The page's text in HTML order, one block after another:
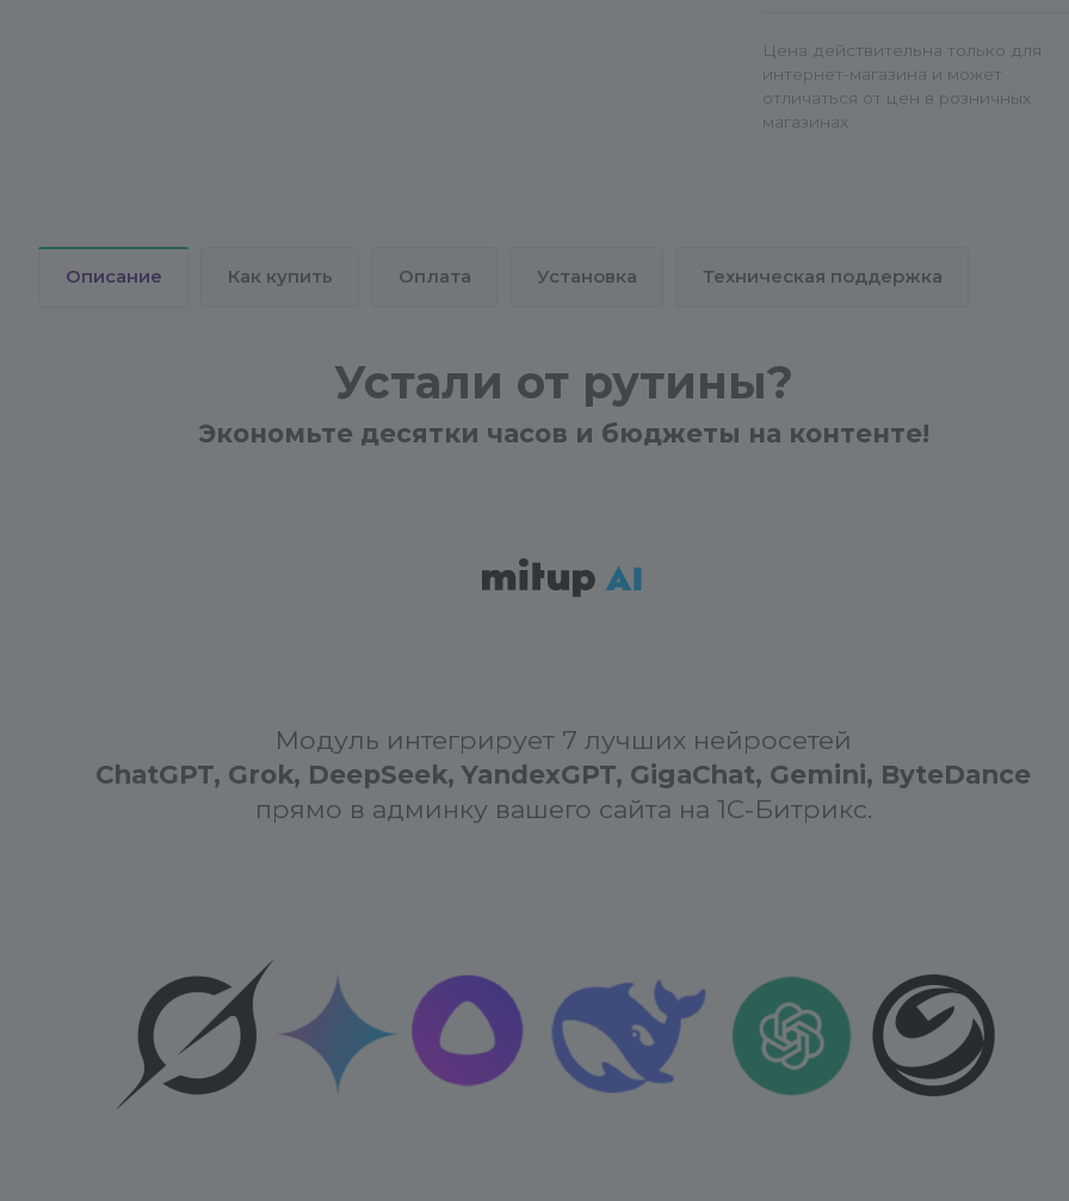
Цена действительна только для
интернет-магазина и может
отличаться от цен в розничных
магазинах
Описание Как купить Оплата Установка Техническая поддержка
Устали от рутины?
Экономьте десятки часов и бюджеты на контенте!
Модуль интегрирует 7 лучших нейросетей
ChatGPT, Grok, DeepSeek, YandexGPT, GigaChat, Gemini, ByteDance
прямо в админку вашего сайта на 1С-Битрикс.